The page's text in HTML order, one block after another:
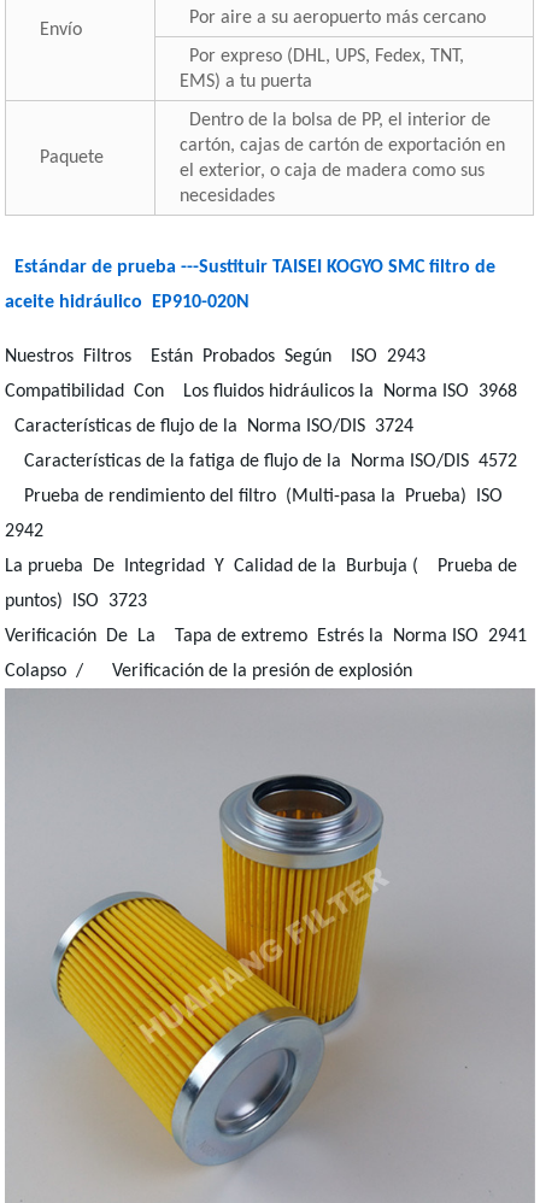
Envío
Por aire a su aeropuerto más cercano
Por expreso (DHL, UPS, Fedex, TNT,
EMS) a tu puerta
Paquete
Dentro de la bolsa de PP, el interior de
cartón, cajas de cartón de exportación en
el exterior, o caja de madera como sus
necesidades
Estándar de prueba ---Sustituir TAISEI KOGYO SMC filtro de
aceite hidráulico EP910-020N
Nuestros Filtros Están Probados Según ISO 2943
Compatibilidad Con Los fluidos hidráulicos la Norma ISO 3968
Características de flujo de la Norma ISO/DIS 3724
Características de la fatiga de flujo de la Norma ISO/DIS 4572
Prueba de rendimiento del filtro (Multi-pasa la Prueba) ISO
2942
La prueba De Integridad Y Calidad de la Burbuja ( Prueba de
puntos) ISO 3723
Verificación De La Tapa de extremo Estrés la Norma ISO 2941
Colapso / Verificación de la presión de explosión